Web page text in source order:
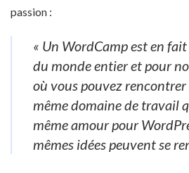
passion :
« Un WordCamp est en
du monde entier et pour
où vous pouvez
même domaine de travail
même amour pour
mêmes idées peuvent se